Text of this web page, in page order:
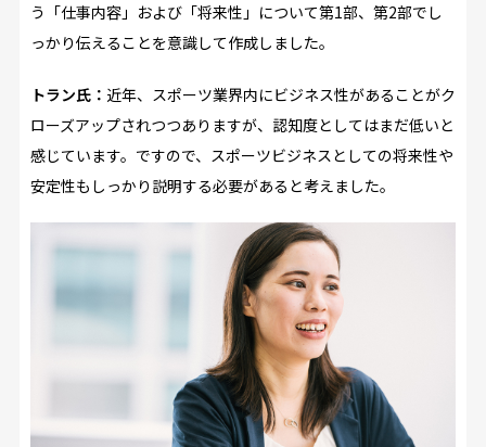
う「仕事内容」および「将来性」について第1部、第2部でし
っかり伝えることを意識して作成しました。
トラン氏： 近年、スポーツ業界内にビジネス性があることがク
ローズアップされつつありますが、認知度としてはまだ低いと
感じています。ですので、スポーツビジネスとしての将来性や
安定性もしっかり説明する必要があると考えました。